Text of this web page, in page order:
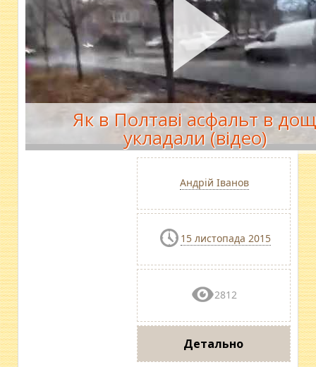
Як в Полтаві асфальт в
укладали (відео)
Андрій Іванов
15 листопада 2015
2812
Детально